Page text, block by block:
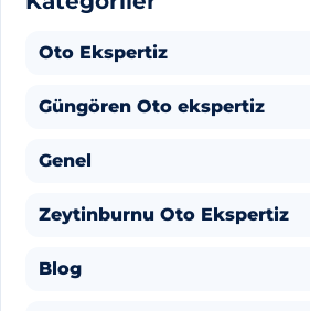
Oto Ekspertiz
Güngören Oto ekspertiz
Genel
Zeytinburnu Oto Ekspertiz
Blog